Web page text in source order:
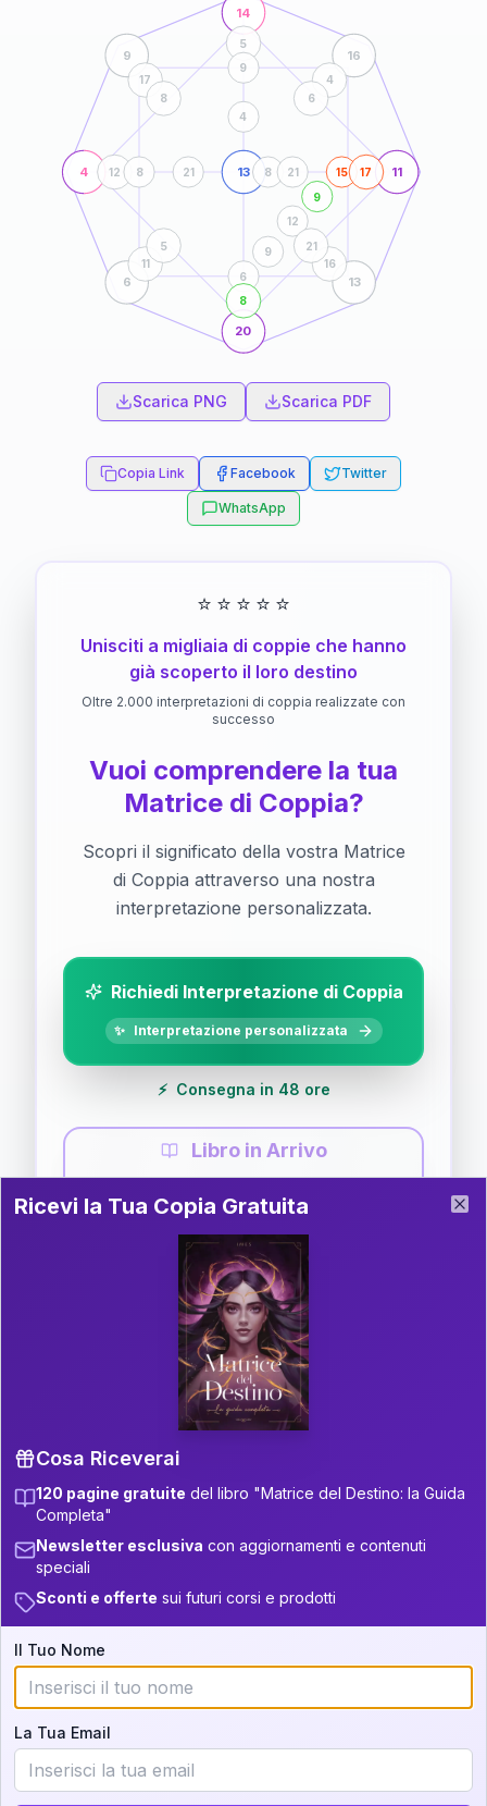
4
14
11
20
13
9 16
6 13
6
9
12
9
15
12
5
17
8
8
9
8 21
21
4
17
8
4
6
11
5
16
21
Scarica PNG Scarica PDF
Copia Link Facebook Twitter
WhatsApp
⭐ ⭐ ⭐ ⭐ ⭐
Unisciti a migliaia di coppie che hanno
già scoperto il loro destino
Oltre 2.000 interpretazioni di coppia realizzate con
successo
Vuoi comprendere la tua
Matrice di Coppia?
Scopri il significato della vostra Matrice
di Coppia attraverso una nostra
interpretazione personalizzata.
Richiedi Interpretazione di Coppia
✨ Interpretazione personalizzata
⚡ Consegna in 48 ore
Libro in Arrivo
Guida completa di Coppia
Il libro è in fase di scrittura. Iscriviti alla newsletter
per ricevere aggiornamenti!
P.S. Interpretazione parziale
gratuita
Scorri più in basso per vedere
un'interpretazione parziale gratuita della tua
Iscriviti alla newsletter per ricevere
aggiornamenti quando sarà disponibile.
Cosa scoprirete nella vostra
interpretazione:
💕 Come rafforzare la vostra unione
Ricevi la Tua Copia Gratuita del Libro
Ricevi la Tua Copia Gratuita
Cosa Riceverai
120 pagine gratuite del libro "Matrice del Destino: la Guida
Completa"
Newsletter esclusiva con aggiornamenti e contenuti
speciali
Sconti e offerte sui futuri corsi e prodotti
Il Tuo Nome
La Tua Email